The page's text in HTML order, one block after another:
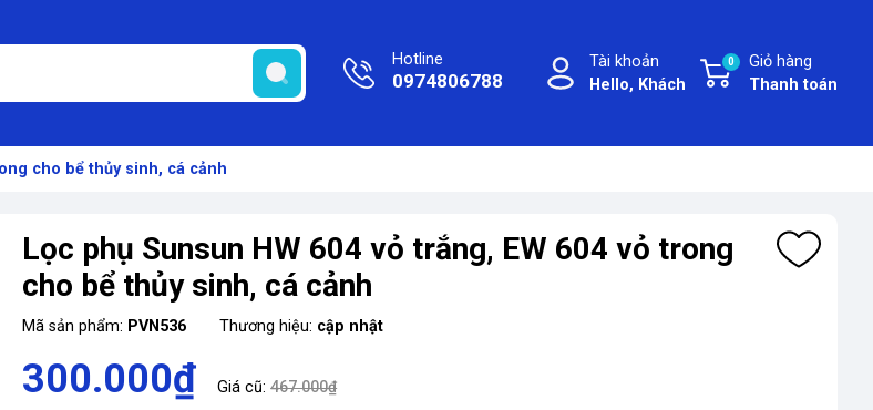
Hotline
0974806788
Tài khoản
Hello, Khách
Giỏ hàng
Thanh toán
0
cho bể thủy sinh, cá cảnh
Lọc phụ Sunsun HW 604 vỏ trắng, EW 604 vỏ trong
cho bể thủy sinh, cá cảnh
Mã sản phẩm: PVN536 Thương hiệu: cập nhật
300.000₫ Giá cũ:467.000₫